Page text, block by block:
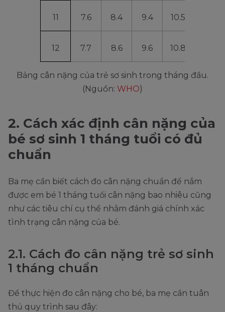
11 7.6 8.4 9.4 10.5
12 7.7 8.6 9.6 10.8
Bảng cân nặng của trẻ sơ sinh trong tháng đầu.
(Nguồn: WHO)
2. Cách xác định cân nặng của
bé sơ sinh 1 tháng tuổi có đủ
chuẩn
Ba mẹ cần biết cách đo cân nặng chuẩn để nắm
được em bé 1 tháng tuổi cân nặng bao nhiêu cũng
như các tiêu chí cụ thể nhằm đánh giá chính xác
tình trạng cân nặng của bé.
2.1. Cách đo cân nặng trẻ sơ sinh
1 tháng chuẩn
Để thực hiện đo cân nặng cho bé, ba mẹ cần tuân
thủ quy trình sau đây: